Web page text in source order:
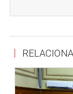
de Vladimir
de su colección
nuestro
resaltó Lohmann.